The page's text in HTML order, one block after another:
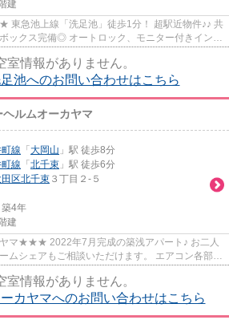
建
急池上線「洗足池」徒歩1分！ 超駅近物件♪♪ 共
ックス完備◎ オートロック、モニター付きインタ
室情報がありません。
池へのお問い合わせはこちら
ヘルムオーカヤマ
線 「 大岡山 」駅 徒歩8分
線 「 北千束 」駅 徒歩6分
区北千束 ３丁目２-５
4年
建
マ★★★ 2022年7月完成の築浅アパート♪ お二人
ムシェアもご相談いただけます。 エアコン各部屋
室情報がありません。
カヤマへのお問い合わせはこちら